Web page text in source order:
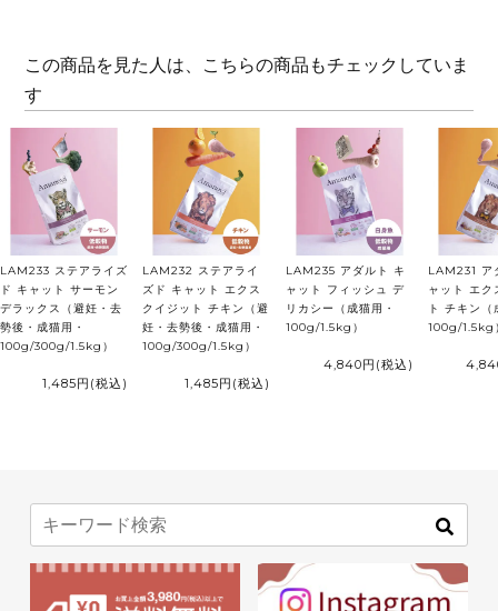
この商品を見た人は、こちらの商品もチェックしていま
す
LAM233 ステアライズ
ド キャット サーモン
デラックス（避妊・去
勢後・成猫用・
100g/300g/1.5kg）
1,485円 (税込)
LAM232 ステアライ
ズド キャット エクス
クイジット チキン（避
妊・去勢後・成猫用・
100g/300g/1.5kg）
1,485円 (税込)
LAM235 アダルト キ
ャット フィッシュ デ
リカシー（成猫用・
100g/1.5kg）
4,840円 (税込)
LAM231 ア
ャット エク
ト チキン（
100g/1.5kg